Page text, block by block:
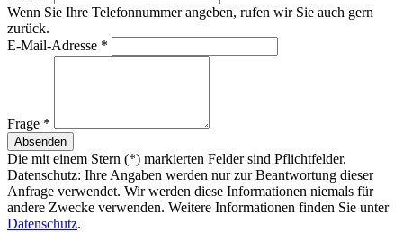
Wenn Sie Ihre Telefonnummer angeben, rufen wir Sie auch gern
zurück.
E-Mail-Adresse *
Frage *
Absenden
Die mit einem Stern (*) markierten Felder sind Pflichtfelder.
Datenschutz: Ihre Angaben werden nur zur Beantwortung dieser
Anfrage verwendet. Wir werden diese Informationen niemals für
andere Zwecke verwenden. Weitere Informationen finden Sie unter
Datenschutz.